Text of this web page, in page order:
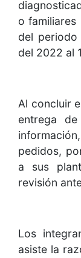
o
del
del 2022 al
Al concluir
entrega
pedidos,
a sus
revisión
Los
asiste la